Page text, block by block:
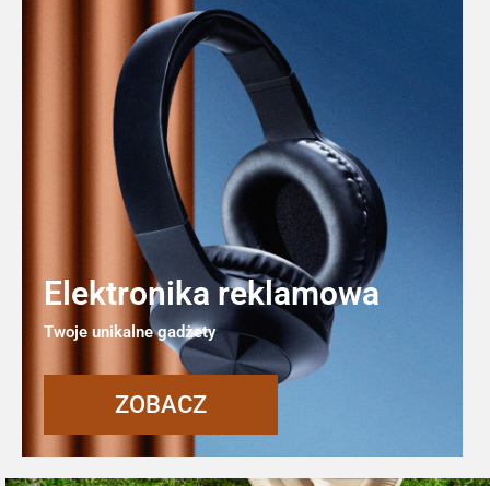
Elektronika reklamowa
Twoje unikalne gadżety
ZOBACZ